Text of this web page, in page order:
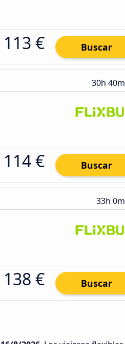
113 € Buscar
30h 40m
114 € Buscar
33h 0m
138 € Buscar